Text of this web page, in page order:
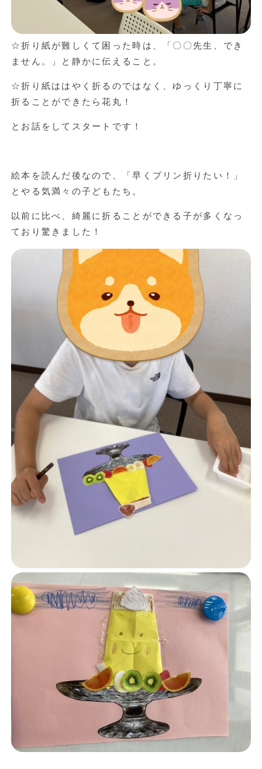
☆折り紙が難しくて困った時は、「〇〇先生、でき
ません。」と静かに伝えること。
☆折り紙ははやく折るのではなく、ゆっくり丁寧に
折ることができたら花丸！
とお話をしてスタートです！
絵本を読んだ後なので、「早くプリン折りたい！」
とやる気満々の子どもたち。
以前に比べ、綺麗に折ることができる子が多くなっ
ており驚きました！